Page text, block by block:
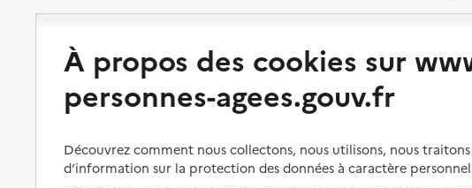
et droits
s'équiper
santé
Bénéficier de soins à domicile
Aides financières
Partager son logement
Vivre
Vivre en
À propos des cookies sur
personnes-agees.gouv.fr
Découvrez comment nous collectons, nous utilisons, nous
d’information sur la protection des données à caractère